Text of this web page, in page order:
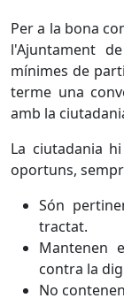
Per a la bona
l'Ajuntament
mínimes de
terme una
amb la
La ciutadania
oportuns,
Són
tractat.
Mantenen
contra la
No